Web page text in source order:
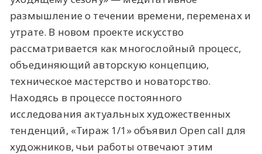
размышление о течении времени, переменах и
утрате. В новом проекте искусство
рассматривается как многослойный процесс,
объединяющий авторскую концепцию,
техническое мастерство и новаторство.
Находясь в процессе постоянного
исследования актуальных художественных
тенденций, «Тираж 1/1» объявил Open call для
художников, чьи работы отвечают этим